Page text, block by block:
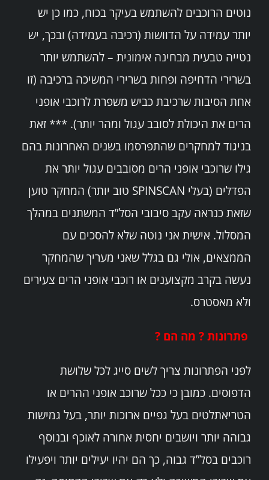
נוטים הרוכבים להשתמש בעיקר בכוח, כמו כן יש
יותר עמידה על הדוושות (רכיבה בעמידה) ובכך, יש
נטייה טבעית מבחינה אימונית – להשתמש יותר
בשרירי הדחיפה ופחות בשרירי המשיכה ברכיבה (זו
אחת הסיבות שרכיבת כביש משפרת לרוכבי אופני
הרים את היכולת לסובב עגול ומהר יותר). *** זאת
בניגוד למחקרים שהתפרסמו בשנים האחרונות בהם
גילו שרוכבי אופני הרים מסובבים עגול יותר את
הפדלים (בעלי SPINSCAN טוב יותר) המחקר טוען
שזאת כנראה עקב סיבובי הסל”ד המשתנים במהלך
המסלול. אישית אני נוטה שלא להסכים עם
הממצאים, אולי גם בגלל שאני מעריך שהמחקר
נעשה בקרב מקצוענים או רוכבי אופני הרים צעירים
ולא מאסטרס.
פתרונות ? מה הם ?
לפני הפתרונות צריך לשים סייג לכל שלושת
הדפוסים. כמובן כי ככל שרוכב אופני ההרים או
הטריאתלטים בעל גפיים ארוכות יותר, בעל גמישות
גבוהה יותר ויושבים יחסית אחורה לאוכף ובנוסף
רוכבים בסל”ד גבוה, כך הם יהיו יעילים יותר ויפעילו